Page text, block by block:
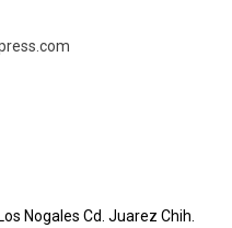
Nogales Cd. Juarez Chih.